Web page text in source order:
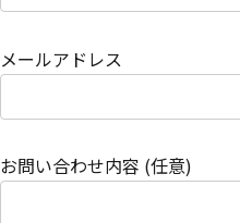
メールアドレス
お問い合わせ内容 (任意)